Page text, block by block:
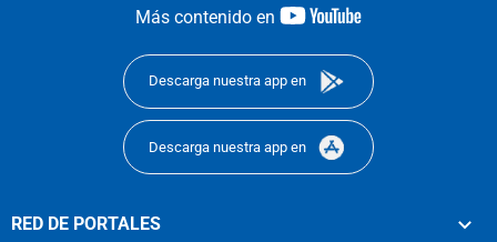
Más contenido en
youtube-
Descarga nuestra app en
Descarga nuestra app en
RED DE PORTALES